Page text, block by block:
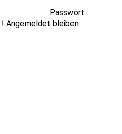
Passwort:
Angemeldet bleiben